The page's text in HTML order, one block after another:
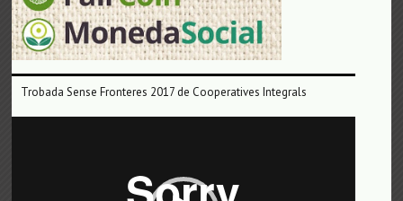
Trobada Sense Fronteres 2017 de Cooperatives Integrals